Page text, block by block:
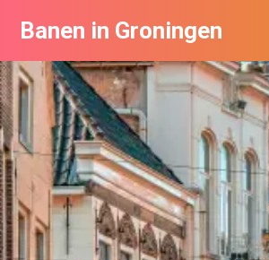
Banen in Groningen
Vacatures per bedrijf
De populairste vacatures in Groningen
Nieuwsbrief feed